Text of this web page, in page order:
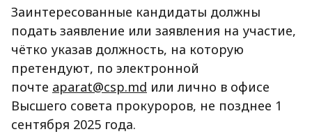
Заинтересованные кандидаты должны
подать заявление или заявления на участие,
чётко указав должность, на которую
претендуют, по электронной
почте aparat@csp.md или лично в офисе
Высшего совета прокуроров, не позднее 1
сентября 2025 года.